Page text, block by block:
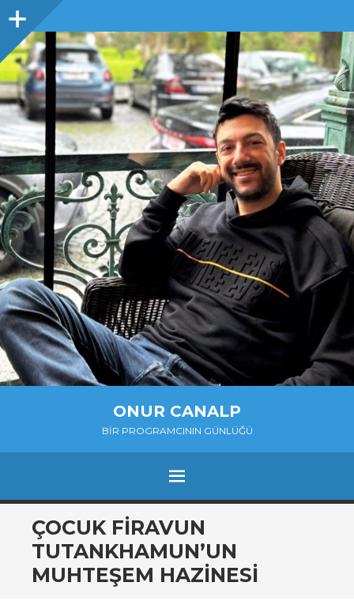
Sidebar
ONUR CANALP
BIR PROGRAMCININ GÜNLÜĞÜ
MENU
SKIP
TO
CONTENT
ÇOCUK FIRAVUN
TUTANKHAMUN’UN
MUHTEŞEM HAZINESI